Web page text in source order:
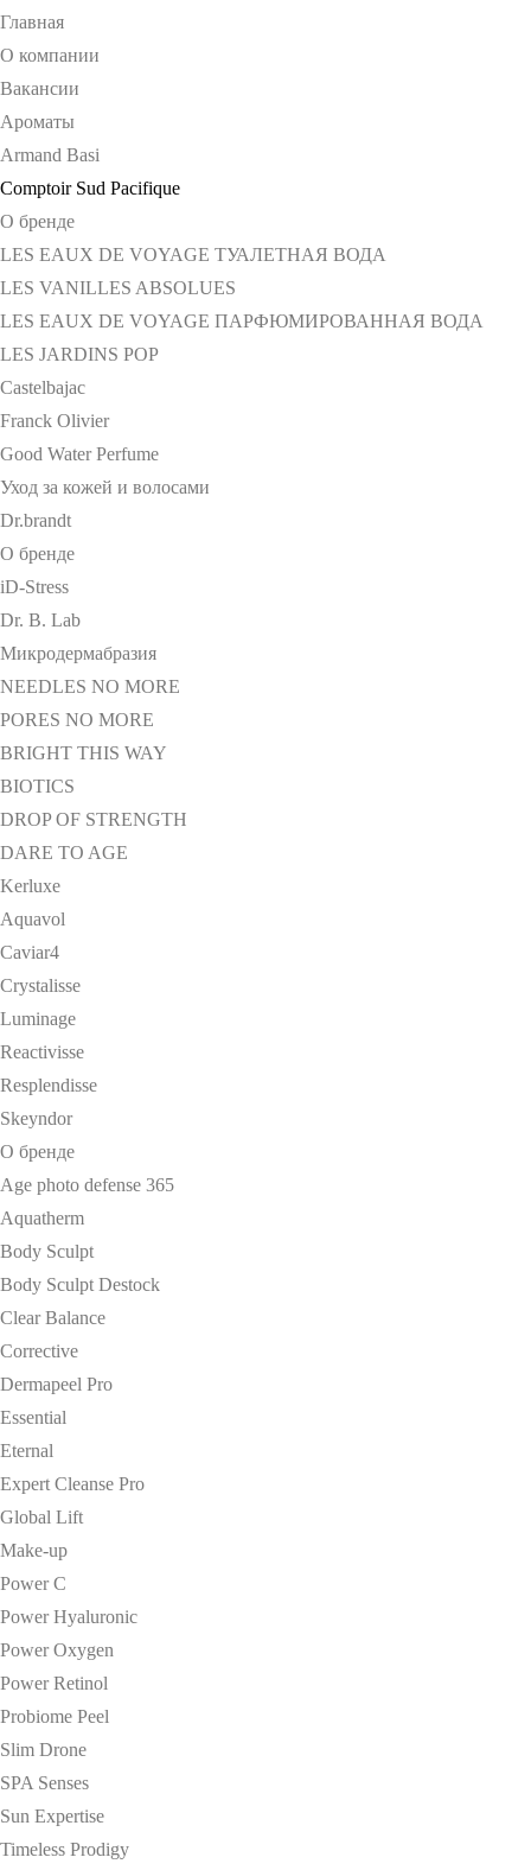
Главная
О компании
Вакансии
Ароматы
Armand Basi
Comptoir Sud Pacifique
О бренде
LES EAUX DE VOYAGE ТУАЛЕТНАЯ ВОДА
LES VANILLES ABSOLUES
LES EAUX DE VOYAGE ПАРФЮМИРОВАННАЯ ВОДА
LES JARDINS POP
Castelbajac
Franck Olivier
Good Water Perfume
Уход за кожей и волосами
Dr.brandt
О бренде
iD-Stress
Dr. B. Lab
Микродермабразия
NEEDLES NO MORE
PORES NO MORE
BRIGHT THIS WAY
BIOTICS
DROP OF STRENGTH
DARE TO AGE
Kerluxe
Aquavol
Caviar4
Crystalisse
Luminage
Reactivisse
Resplendisse
Skeyndor
О бренде
Age photo defense 365
Aquatherm
Body Sculpt
Body Sculpt Destock
Clear Balance
Corrective
Dermapeel Pro
Essential
Eternal
Expert Cleanse Pro
Global Lift
Make-up
Power C
Power Hyaluronic
Power Oxygen
Power Retinol
Probiome Peel
Slim Drone
SPA Senses
Sun Expertise
Timeless Prodigy